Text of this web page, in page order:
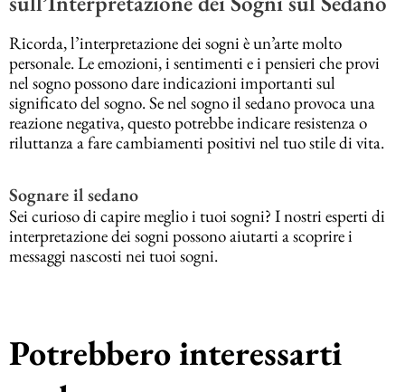
Ricorda, l’interpretazione dei sogni è un’arte molto
personale. Le emozioni, i sentimenti e i pensieri che provi
nel sogno possono dare indicazioni importanti sul
significato del sogno. Se nel sogno il sedano provoca una
reazione negativa, questo potrebbe indicare resistenza o
riluttanza a fare cambiamenti positivi nel tuo stile di vita.
Sognare il sedano
Sei curioso di capire meglio i tuoi sogni? I nostri esperti di
interpretazione dei sogni possono aiutarti a scoprire i
messaggi nascosti nei tuoi sogni.
Potrebbero interessarti